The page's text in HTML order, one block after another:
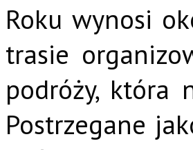
Roku wynosi
trasie
podróży, która
Postrzegane